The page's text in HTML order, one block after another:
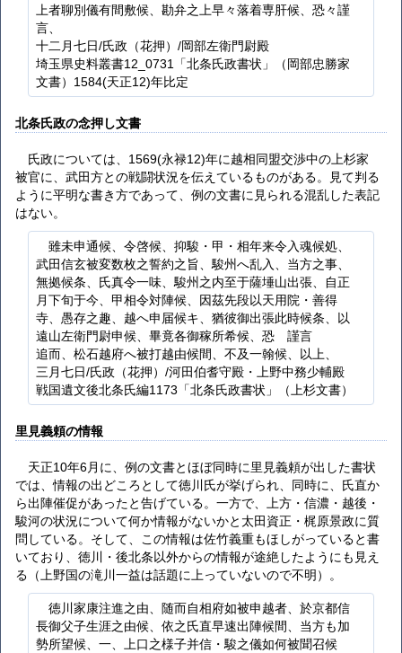
上者聊別儀有間敷候、勘弁之上早々落着専肝候、恐々謹
言、
十二月七日/氏政（花押）/岡部左衛門尉殿
埼玉県史料叢書12_0731「北条氏政書状」（岡部忠勝家
文書）1584(天正12)年比定
北条氏政の念押し文書
氏政については、1569(永禄12)年に越相同盟交渉中の上杉家
被官に、武田方との戦闘状況を伝えているものがある。見て判る
ように平明な書き方であって、例の文書に見られる混乱した表記
はない。
雖未申通候、令啓候、抑駿・甲・相年来令入魂候処、
武田信玄被変数枚之誓約之旨、駿州へ乱入、当方之事、
無拠候条、氏真令一味、駿州之内至于薩埵山出張、自正
月下旬于今、甲相令対陣候、因茲先段以天用院・善得
寺、愚存之趣、越へ申届候キ、猶彼御出張此時候条、以
遠山左衛門尉申候、畢竟各御稼所希候、恐ゝ謹言
追而、松石越府へ被打越由候間、不及一翰候、以上、
三月七日/氏政（花押）/河田伯耆守殿・上野中務少輔殿
戦国遺文後北条氏編1173「北条氏政書状」（上杉文書）
里見義頼の情報
天正10年6月に、例の文書とほぼ同時に里見義頼が出した書状
では、情報の出どころとして徳川氏が挙げられ、同時に、氏直か
ら出陣催促があったと告げている。一方で、上方・信濃・越後・
駿河の状況について何か情報がないかと太田資正・梶原景政に質
問している。そして、この情報は佐竹義重もほしがっていると書
いており、徳川・後北条以外からの情報が途絶したようにも見え
る（上野国の滝川一益は話題に上っていないので不明）。
徳川家康注進之由、随而自相府如被申越者、於京都信
長御父子生涯之由候、依之氏直早速出陣候間、当方も加
勢所望候、一、上口之様子并信・駿之儀如何被聞召候